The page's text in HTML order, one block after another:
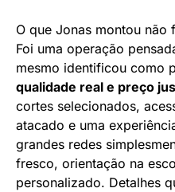
O que Jonas montou não
Foi uma operação
mesmo identificou como
qualidade real e preço
cortes selecionados,
atacado e uma
grandes redes
fresco, orientação na
personalizado. Detalhes